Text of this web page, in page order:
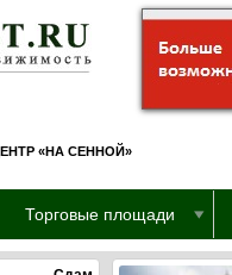
«НА СЕННОЙ»
Торговые площади